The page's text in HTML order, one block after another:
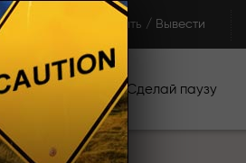
Пополнить / Вывести
Промоакции Сделай паузу